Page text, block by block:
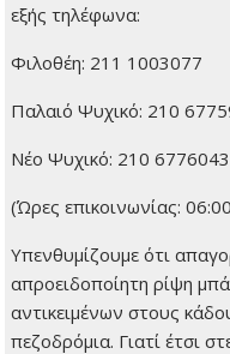
εξής τηλέφωνα:
Φιλοθέη: 211 1003077
Παλαιό Ψυχικό: 210
Νέο Ψυχικό: 210 6776043
(Ώρες επικοινωνίας:
Υπενθυμίζουμε ότι
απροειδοποίητη ρίψη
αντικειμένων στους
πεζοδρόμια. Γιατί έτσι